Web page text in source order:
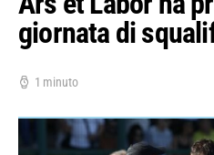
giornata di
1 minuto